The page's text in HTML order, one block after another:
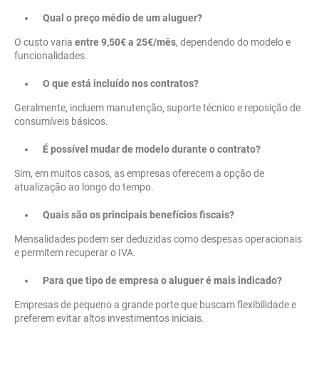
Qual o preço médio de um aluguer?
O custo varia entre 9,50€ a 25€/mês, dependendo do modelo e
funcionalidades.
O que está incluído nos contratos?
Geralmente, incluem manutenção, suporte técnico e reposição de
consumíveis básicos.
É possível mudar de modelo durante o contrato?
Sim, em muitos casos, as empresas oferecem a opção de
atualização ao longo do tempo.
Quais são os principais benefícios fiscais?
Mensalidades podem ser deduzidas como despesas operacionais
e permitem recuperar o IVA.
Para que tipo de empresa o aluguer é mais indicado?
Empresas de pequeno a grande porte que buscam flexibilidade e
preferem evitar altos investimentos iniciais.